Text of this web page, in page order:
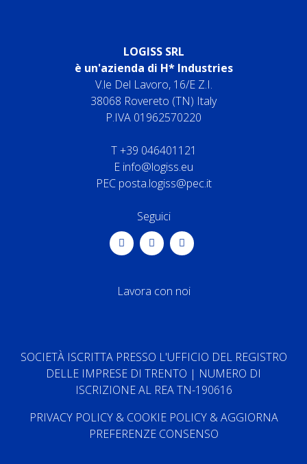
LOGISS SRL
è un'azienda di H* Industries
V.le Del Lavoro, 16/E Z.I.
38068 Rovereto (TN) Italy
P.IVA 01962570220
T+39 046401121
E info@logiss.eu
PEC posta.logiss@pec.it
Seguici
Lavora con noi
SOCIETÀ ISCRITTA PRESSO L'UFFICIO DEL REGISTRO
DELLE IMPRESE DI TRENTO | NUMERO DI
ISCRIZIONE AL REA TN-190616
PRIVACY POLICY& COOKIE POLICY&AGGIORNA
PREFERENZE CONSENSO